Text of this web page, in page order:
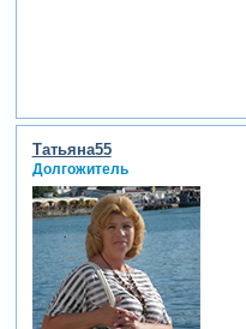
Татьяна55
Долгожитель